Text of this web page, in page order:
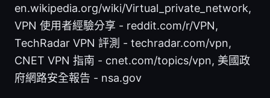
en.wikipedia.org/wiki/Virtual_private_network,
VPN 使用者經驗分享 - reddit.com/r/VPN,
TechRadar VPN 評測 - techradar.com/vpn,
CNET VPN 指南 - cnet.com/topics/vpn, 美國政
府網路安全報告 - nsa.gov